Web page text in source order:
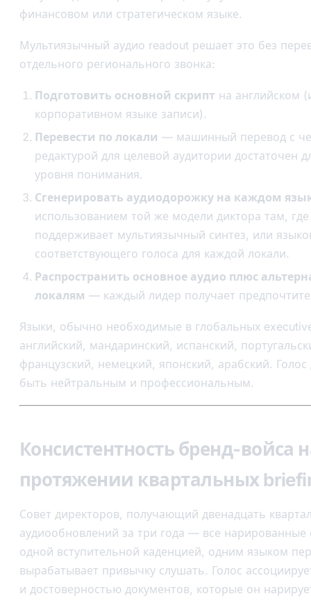
финансовом или стратегическом языке.
Мультиязычный аудио readout решает это без
отдельного регионального звонка:
Подготовить основной скрипт на английском
корпоративном языке записи).
Перевести по локали — машинный перевод с
редактурой для целевой аудитории достаточен
уровня понимания.
Сгенерировать аудиодорожку на каждом
использованием той же модели диктора там,
поддерживает мультиязычный синтез, или
соответствующего голоса для каждой локали.
Распространить основное аудио плюс
локалям — каждый лидер получает
Языки, обычно необходимые в глобальных
английский, мандаринский, испанский,
французский, немецкий, японский, арабский.
быть нейтральным и профессиональным.
Консистентность бренд-войса
протяжении квартальных
Совет директоров, получающий двенадцать
аудиообновлений за три года — все
одной вступительной каденцией, одним языком
вырабатывает привычку слушать. Голос
и достоверностью документов, которые он